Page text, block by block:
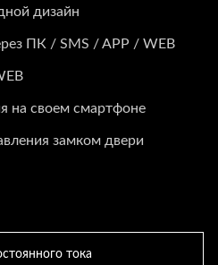
дизайн
ПК / SMS / APP / WEB
на своем смартфоне
замком двери
тока